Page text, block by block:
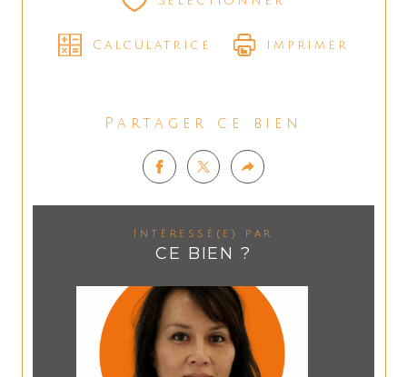
Calculatrice Imprimer
Partager ce bien
Intéressé(e) par
CE BIEN ?